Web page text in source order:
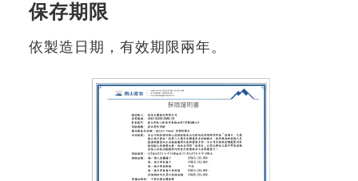
保存期限
依製造日期，有效期限兩年。